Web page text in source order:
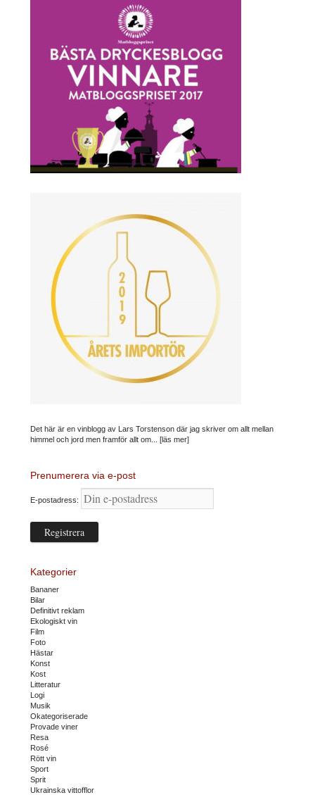
Det här är en vinblogg av Lars Torstenson där jag skriver om allt mellan
himmel och jord men framför allt om... [läs mer]
Prenumerera via e-post
E-postadress:
Kategorier
Bananer
Bilar
Definitivt reklam
Ekologiskt vin
Film
Foto
Hästar
Konst
Kost
Litteratur
Logi
Musik
Okategoriserade
Provade viner
Resa
Rosé
Rött vin
Sport
Sprit
Ukrainska vittofflor